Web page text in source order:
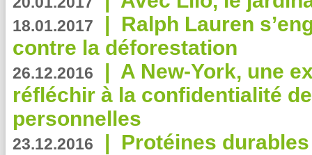
18.01.2017 | Ralph Lauren
contre la déforestation
26.12.2016 | A New-York, une
réfléchir à la confidentialité
personnelles
23.12.2016 | Protéines